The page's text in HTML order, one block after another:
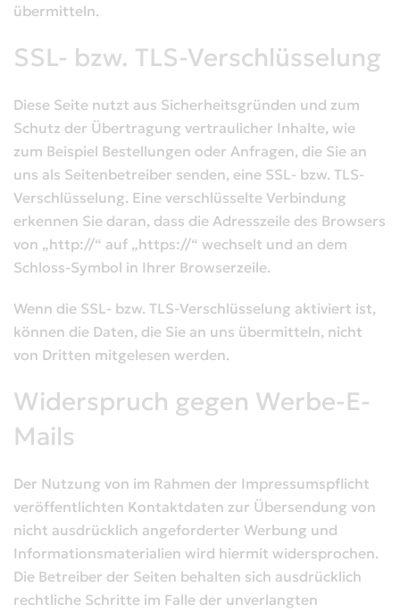
übermitteln.
SSL- bzw. TLS-Verschlüsselung
Diese Seite nutzt aus Sicherheitsgründen und zum
Schutz der Übertragung vertraulicher Inhalte, wie
zum Beispiel Bestellungen oder Anfragen, die Sie an
uns als Seitenbetreiber senden, eine SSL- bzw. TLS-
Verschlüsselung. Eine verschlüsselte Verbindung
erkennen Sie daran, dass die Adresszeile des Browsers
von „http://“ auf „https://“ wechselt und an dem
Schloss-Symbol in Ihrer Browserzeile.
Wenn die SSL- bzw. TLS-Verschlüsselung aktiviert ist,
können die Daten, die Sie an uns übermitteln, nicht
von Dritten mitgelesen werden.
Widerspruch gegen Werbe-E-
Mails
Der Nutzung von im Rahmen der Impressumspflicht
veröffentlichten Kontaktdaten zur Übersendung von
nicht ausdrücklich angeforderter Werbung und
Informationsmaterialien wird hiermit widersprochen.
Die Betreiber der Seiten behalten sich ausdrücklich
rechtliche Schritte im Falle der unverlangten